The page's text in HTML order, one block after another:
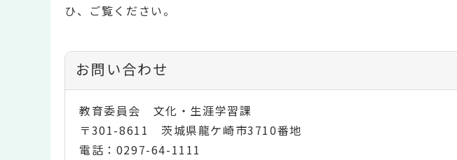
ひ、ご覧ください。
お問い合わせ
教育委員会 文化・生涯学習課
〒301-8611 茨城県龍ケ崎市3710番地
電話：0297-64-1111